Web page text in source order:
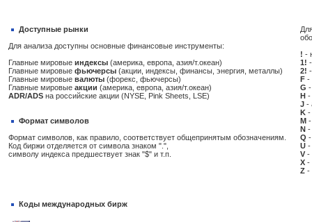
Доступные рынки
Для анализа доступны основные финансовые инструменты:
Главные мировые индексы (америка, европа, азия/т.океан)
Главные мировые фьючерсы (акции, индексы, финансы, энергия, металлы)
Главные мировые валюты (форекс, фьючерсы)
Главные мировые акции (америка, европа, азия/т.океан)
ADR/ADS на российские акции (NYSE, Pink Sheets, LSE)
Формат символов
Формат символов, как правило, соответствует общепринятым обозначениям.
Код биржи отделяется от символа знаком ".",
символу индекса предшествует знак "$" и т.п.
! -
1!
2!
F -
G
H -
J -
K -
M
N -
Q -
U -
V -
X -
Z -
Коды международных бирж